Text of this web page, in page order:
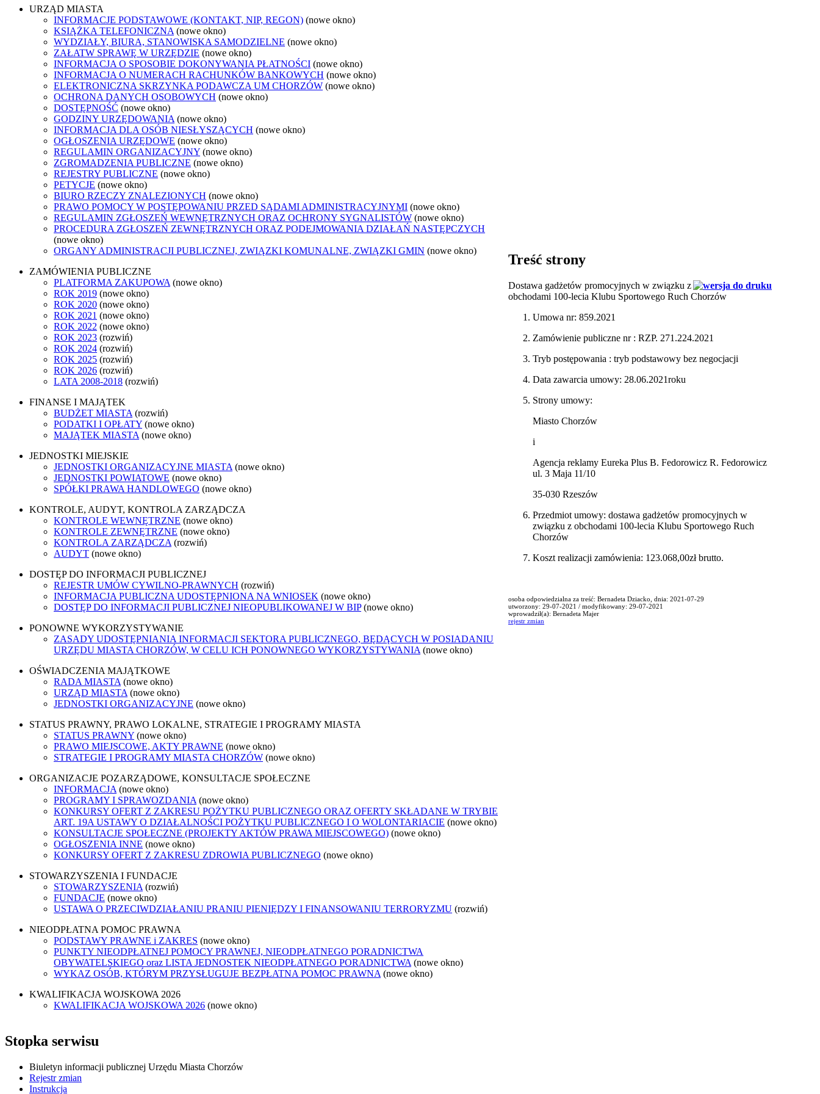
URZĄD MIASTA
INFORMACJE PODSTAWOWE (KONTAKT, NIP, REGON) (nowe okno)
KSIĄŻKA TELEFONICZNA (nowe okno)
WYDZIAŁY, BIURA, STANOWISKA SAMODZIELNE (nowe okno)
ZAŁATW SPRAWĘ W URZĘDZIE (nowe okno)
INFORMACJA O SPOSOBIE DOKONYWANIA PŁATNOŚCI (nowe okno)
INFORMACJA O NUMERACH RACHUNKÓW BANKOWYCH (nowe okno)
ELEKTRONICZNA SKRZYNKA PODAWCZA UM CHORZÓW (nowe okno)
OCHRONA DANYCH OSOBOWYCH (nowe okno)
DOSTĘPNOŚĆ (nowe okno)
GODZINY URZĘDOWANIA (nowe okno)
INFORMACJA DLA OSÓB NIESŁYSZĄCYCH (nowe okno)
OGŁOSZENIA URZĘDOWE (nowe okno)
REGULAMIN ORGANIZACYJNY (nowe okno)
ZGROMADZENIA PUBLICZNE (nowe okno)
REJESTRY PUBLICZNE (nowe okno)
PETYCJE (nowe okno)
BIURO RZECZY ZNALEZIONYCH (nowe okno)
PRAWO POMOCY W POSTĘPOWANIU PRZED SĄDAMI ADMINISTRACYJNYMI (nowe okno)
REGULAMIN ZGŁOSZEŃ WEWNĘTRZNYCH ORAZ OCHRONY SYGNALISTÓW (nowe okno)
PROCEDURA ZGŁOSZEŃ ZEWNĘTRZNYCH ORAZ PODEJMOWANIA DZIAŁAŃ NASTĘPCZYCH
(nowe okno)
ORGANY ADMINISTRACJI PUBLICZNEJ, ZWIĄZKI KOMUNALNE, ZWIĄZKI GMIN (nowe okno)
ZAMÓWIENIA PUBLICZNE
PLATFORMA ZAKUPOWA (nowe okno)
ROK 2019 (nowe okno)
ROK 2020 (nowe okno)
ROK 2021 (nowe okno)
ROK 2022 (nowe okno)
ROK 2023 (rozwiń)
ROK 2024 (rozwiń)
ROK 2025 (rozwiń)
ROK 2026 (rozwiń)
LATA 2008-2018 (rozwiń)
FINANSE I MAJĄTEK
BUDŻET MIASTA (rozwiń)
PODATKI I OPŁATY (nowe okno)
MAJĄTEK MIASTA (nowe okno)
JEDNOSTKI MIEJSKIE
JEDNOSTKI ORGANIZACYJNE MIASTA (nowe okno)
JEDNOSTKI POWIATOWE (nowe okno)
SPÓŁKI PRAWA HANDLOWEGO (nowe okno)
KONTROLE, AUDYT, KONTROLA ZARZĄDCZA
KONTROLE WEWNĘTRZNE (nowe okno)
KONTROLE ZEWNĘTRZNE (nowe okno)
KONTROLA ZARZĄDCZA (rozwiń)
AUDYT (nowe okno)
DOSTĘP DO INFORMACJI PUBLICZNEJ
REJESTR UMÓW CYWILNO-PRAWNYCH (rozwiń)
INFORMACJA PUBLICZNA UDOSTĘPNIONA NA WNIOSEK (nowe okno)
DOSTĘP DO INFORMACJI PUBLICZNEJ NIEOPUBLIKOWANEJ W BIP (nowe okno)
PONOWNE WYKORZYSTYWANIE
ZASADY UDOSTĘPNIANIA INFORMACJI SEKTORA PUBLICZNEGO, BĘDĄCYCH W POSIADANIU
URZĘDU MIASTA CHORZÓW, W CELU ICH PONOWNEGO WYKORZYSTYWANIA (nowe okno)
OŚWIADCZENIA MAJĄTKOWE
RADA MIASTA (nowe okno)
URZĄD MIASTA (nowe okno)
JEDNOSTKI ORGANIZACYJNE (nowe okno)
STATUS PRAWNY, PRAWO LOKALNE, STRATEGIE I PROGRAMY MIASTA
STATUS PRAWNY (nowe okno)
PRAWO MIEJSCOWE, AKTY PRAWNE (nowe okno)
STRATEGIE I PROGRAMY MIASTA CHORZÓW (nowe okno)
ORGANIZACJE POZARZĄDOWE, KONSULTACJE SPOŁECZNE
INFORMACJA (nowe okno)
PROGRAMY I SPRAWOZDANIA (nowe okno)
KONKURSY OFERT Z ZAKRESU POŻYTKU PUBLICZNEGO ORAZ OFERTY SKŁADANE W TRYBIE
ART. 19A USTAWY O DZIAŁALNOŚCI POŻYTKU PUBLICZNEGO I O WOLONTARIACIE (nowe okno)
KONSULTACJE SPOŁECZNE (PROJEKTY AKTÓW PRAWA MIEJSCOWEGO) (nowe okno)
OGŁOSZENIA INNE (nowe okno)
KONKURSY OFERT Z ZAKRESU ZDROWIA PUBLICZNEGO (nowe okno)
STOWARZYSZENIA I FUNDACJE
STOWARZYSZENIA (rozwiń)
FUNDACJE (nowe okno)
USTAWA O PRZECIWDZIAŁANIU PRANIU PIENIĘDZY I FINANSOWANIU TERRORYZMU (rozwiń)
NIEODPŁATNA POMOC PRAWNA
PODSTAWY PRAWNE i ZAKRES (nowe okno)
PUNKTY NIEODPŁATNEJ POMOCY PRAWNEJ, NIEODPŁATNEGO PORADNICTWA
OBYWATELSKIEGO oraz LISTA JEDNOSTEK NIEODPŁATNEGO PORADNICTWA (nowe okno)
WYKAZ OSÓB, KTÓRYM PRZYSŁUGUJE BEZPŁATNA POMOC PRAWNA (nowe okno)
KWALIFIKACJA WOJSKOWA 2026
KWALIFIKACJA WOJSKOWA 2026 (nowe okno)
Treść strony
Dostawa gadżetów promocyjnych w związku z
obchodami 100-lecia Klubu Sportowego Ruch Chorzów
Umowa nr: 859.2021
Zamówienie publiczne nr : RZP. 271.224.2021
Tryb postępowania : tryb podstawowy bez negocjacji
Data zawarcia umowy: 28.06.2021roku
Strony umowy:
Miasto Chorzów
i
Agencja reklamy Eureka Plus B. Fedorowicz R. Fedorowicz
ul. 3 Maja 11/10
35-030 Rzeszów
Przedmiot umowy: dostawa gadżetów promocyjnych w
związku z obchodami 100-lecia Klubu Sportowego Ruch
Chorzów
Koszt realizacji zamówienia: 123.068,00zł brutto.
osoba odpowiedzialna za treść: Bernadeta Dziacko, dnia: 2021-07-29
utworzony: 29-07-2021 / modyfikowany: 29-07-2021
wprowadził(a): Bernadeta Majer
rejestr zmian
Stopka serwisu
Biuletyn informacji publicznej Urzędu Miasta Chorzów
Rejestr zmian
Instrukcja